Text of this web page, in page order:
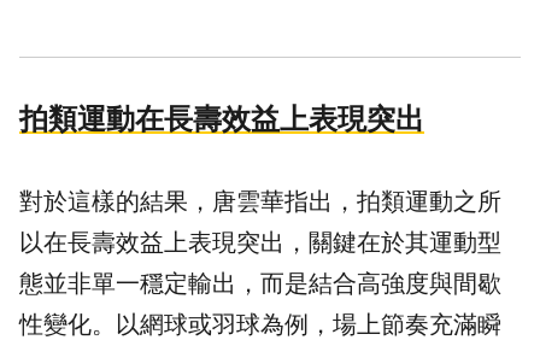
拍類運動在長壽效益上表現突出
對於這樣的結果，唐雲華指出，拍類運動之所
以在長壽效益上表現突出，關鍵在於其運動型
態並非單一穩定輸出，而是結合高強度與間歇
性變化。以網球或羽球為例，場上節奏充滿瞬